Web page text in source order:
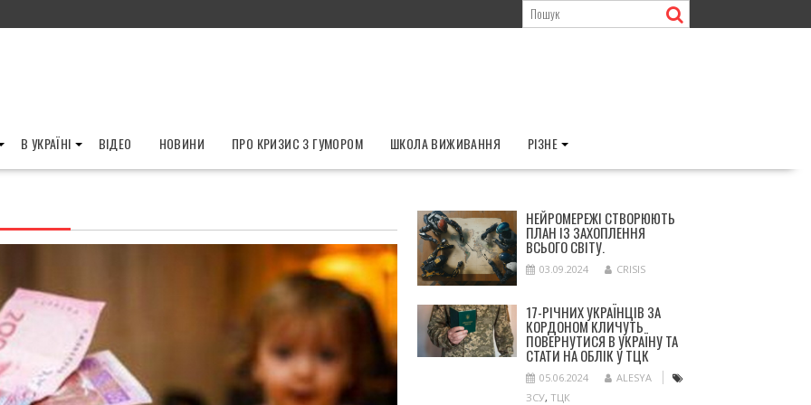
В УКРАЇНІ ВІДЕО НОВИНИ ПРО КРИЗИС З ГУМОРОМ ШКОЛА ВИЖИВАННЯ РІЗНЕ
НЕЙРОМЕРЕЖІ СТВОРЮЮТЬ
ПЛАН ІЗ ЗАХОПЛЕННЯ
ВСЬОГО СВІТУ.
03.09.2024 CRISIS
17-РІЧНИХ УКРАЇНЦІВ ЗА
КОРДОНОМ КЛИЧУТЬ
ПОВЕРНУТИСЯ В УКРАЇНУ ТА
СТАТИ НА ОБЛІК У ТЦК
05.06.2024
ALESYA
ЗСУ, ТЦК